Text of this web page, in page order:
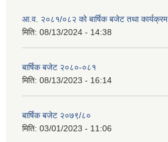
आ.व. २०८१/०८२ को बार्षिक बजेट तथा कार्यक्रम
मिति: 08/13/2024 - 14:38
बार्षिक बजेट २०८०-०८१
मिति: 08/13/2023 - 16:14
बार्षिक बजेट २०७९/८०
मिति: 03/01/2023 - 11:06